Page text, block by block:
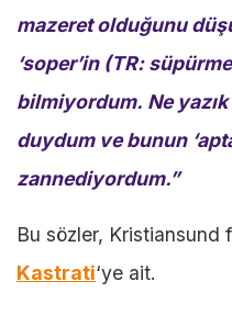
mazeret olduğunu
‘soper’in (TR:
bilmiyordum. Ne
duydum ve bunun
zannediyordum.”
Bu sözler, Kristiansund
Kastrati‘ye ait.